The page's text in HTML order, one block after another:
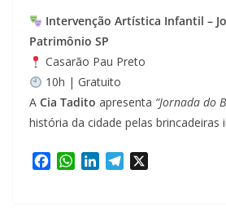
Intervenção Artística Infantil –
Patrimônio SP
Casarão Pau Preto
10h | Gratuito
A Cia Tadito apresenta “Jornada do
história da cidade pelas brincadeiras
W